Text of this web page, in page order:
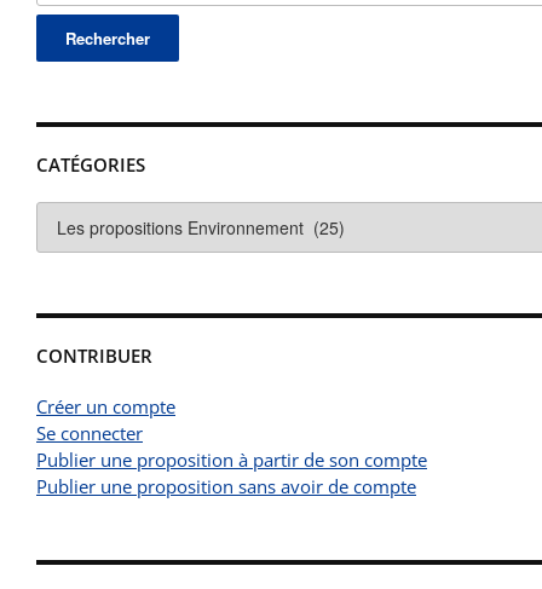
CATÉGORIES
CONTRIBUER
Créer un compte
Se connecter
Publier une proposition à partir de son compte
Publier une proposition sans avoir de compte